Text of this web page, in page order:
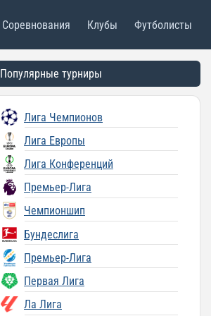
Соревнования Клубы Футболисты
Популярные турниры
Лига Чемпионов
Лига Европы
Лига Конференций
Премьер-Лига
Чемпионшип
Бундеслига
Премьер-Лига
Первая Лига
Ла Лига